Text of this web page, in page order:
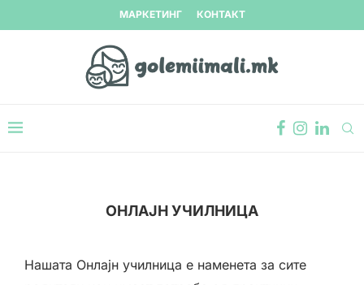
МАРКЕТИНГ КОНТАКТ
ОНЛАЈН УЧИЛНИЦА
Нашата Онлајн училница е наменета за сите